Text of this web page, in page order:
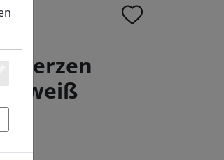
weiß
Essenziell